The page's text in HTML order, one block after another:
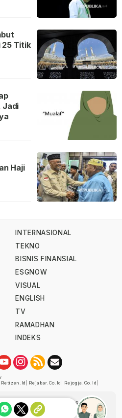
25 Titik
Jadi
Haji
INTERNASIONAL
TEKNO
BISNIS FINANSIAL
ESGNOW
VISUAL
ENGLISH
TV
RAMADHAN
INDEKS
Retizen.id Rejabar.co.id Rejogja.co.id
oleh Dewan Pers
Verifikasi/K/XII/2022